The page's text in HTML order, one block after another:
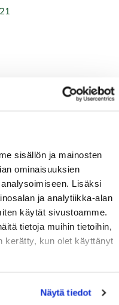
sisällön ja mainosten
ominaisuuksien
Lisäksi
ja analytiikka-alan
käytät sivustoamme.
tietoja muihin tietoihin,
kerätty, kun olet käyttänyt
Näytä tiedot
20:30